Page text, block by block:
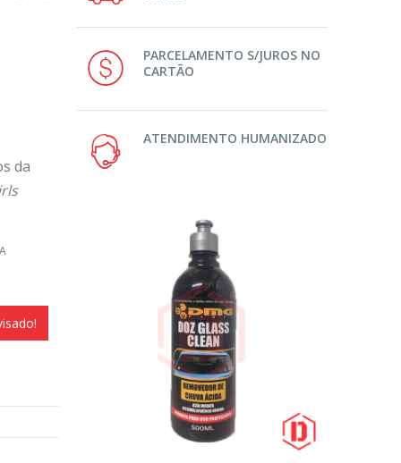
da
PARCELAMENTO S/JUROS NO
CARTÃO
ATENDIMENTO HUMANIZADO